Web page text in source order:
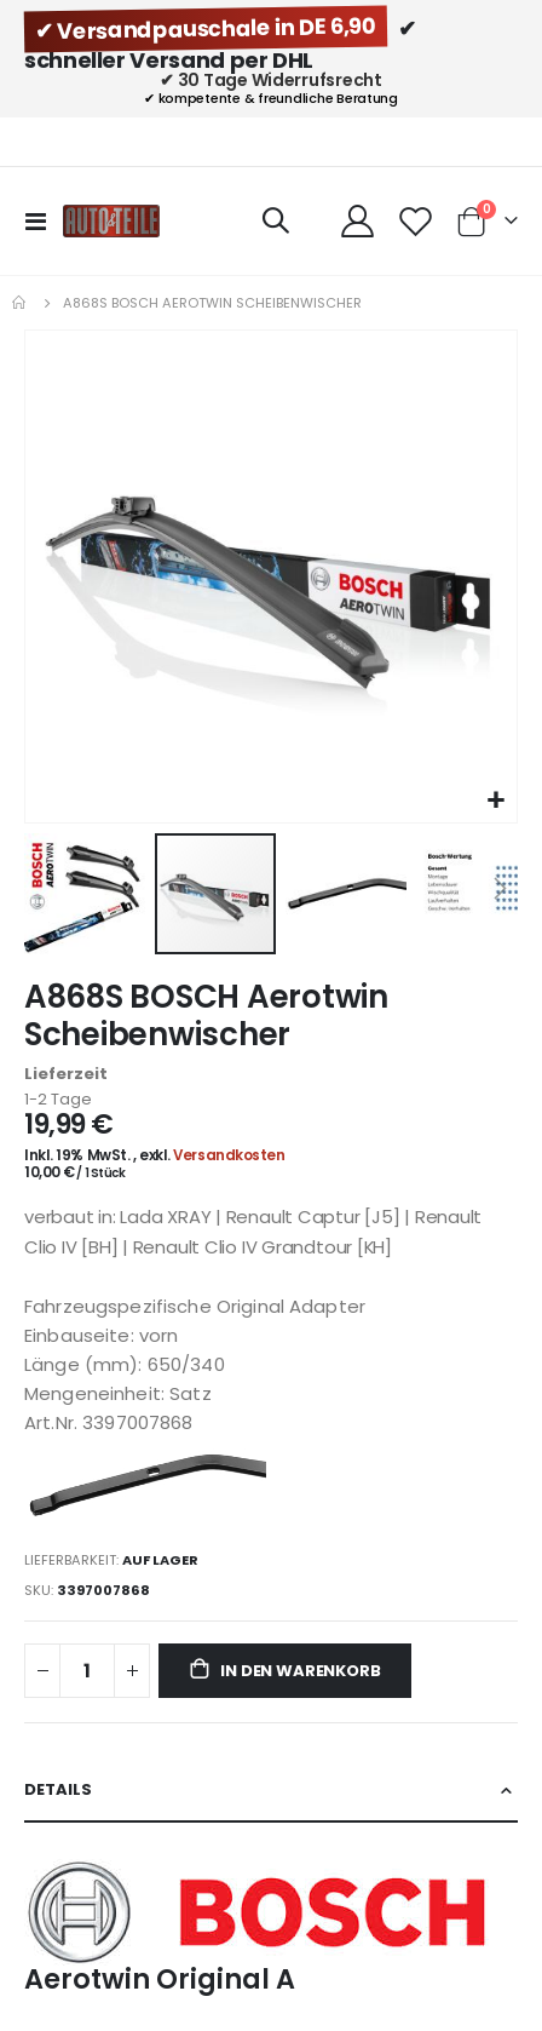
✔ Versandpauschale in DE 6,90
✔
schneller Versand per DHL
✔ 30 Tage Widerrufsrecht
✔ kompetente & freundliche Beratung
Navigation
umschalten
Cart
0Artikel
A868S BOSCH AEROTWIN SCHEIBENWISCHER
Anfang
der
Bildgalerie
springen
A868S BOSCH Aerotwin
Scheibenwischer
Lieferzeit
1-2 Tage
19,99 €
Inkl. 19% MwSt.,exkl.Versandkosten
10,00 €/ 1 Stück
verbaut in: Lada XRAY | Renault Captur [J5] | Renault
Clio IV [BH] | Renault Clio IV Grandtour [KH]
Fahrzeugspezifische Original Adapter
Einbauseite: vorn
Länge (mm): 650/340
Mengeneinheit: Satz
Art.Nr. 3397007868
LIEFERBARKEIT:AUF LAGER
SKU 3397007868
IN DEN WARENKORB
DETAILS
Aerotwin Original A